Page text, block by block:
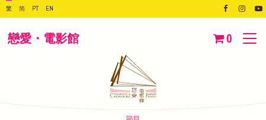
繁 简 PT EN
戀愛・電影館 0